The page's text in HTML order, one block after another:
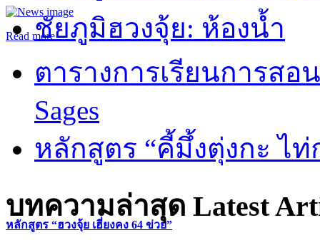
Read more
หลักสูตร “ฮวงจุ้ย เฮี่ยงคง 64 ข่วย”
ชัยภูมิฮวงจุ้ย: ห้องน้ำ
ตารางการเรียนการส
Sages
หลักสูตร “คี้มึ้งตุ่งกะ ไ
บทความล่าสุด Latest